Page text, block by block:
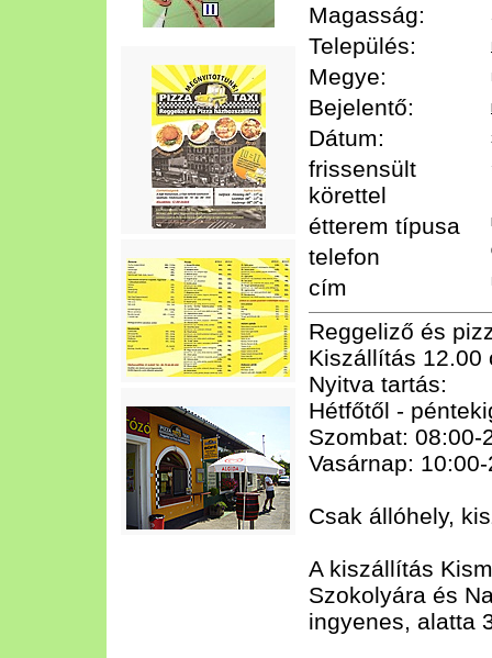
Magasság:
Település:
Megye:
Bejelentő:
Dátum:
frissensült
körettel
étterem típusa
telefon
cím
Reggeliző és
Kiszállítás 12.00
Nyitva tartás:
Hétfőtől -
Szombat: 08:00-
Vasárnap:
Csak állóhely,
A kiszállítás
Szokolyára és
ingyenes, alatta